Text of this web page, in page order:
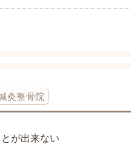
灸整骨院
が出来ない